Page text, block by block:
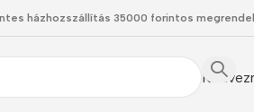
házhozszállítás 35000 forintos